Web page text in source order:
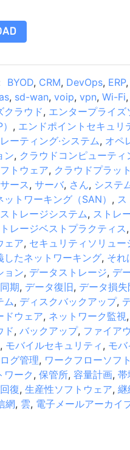
BYOD, CRM, DevOps, ERP,
, sd-wan, voip, vpn, Wi-Fi,
クラウド, エンタープライズ
, エンドポイントセキュリ
ーティング·システム, オペ
ン, クラウドコンピューティ
トウェア, クラウドプラッ
サース, サーバ, さん, システ
トワーキング（SAN） , ス
ストレージシステム, ストレ
レージベストプラクティス,
ェア, セキュリティソリュー
したネットワーキング, それ
ョン, データストレージ, デ
期, データ復旧, データ損失
ム, ディスクバックアップ,
ドウェア, ネットワーク監視,
ド, バックアップ, ファイア
, モバイルセキュリティ , モ
ログ管理, ワークフローソフ
ワーク , 保管所, 容量計画, 帯
復, 生産性ソフトウェア, 継
網, 雲, 電子メールアーカイ